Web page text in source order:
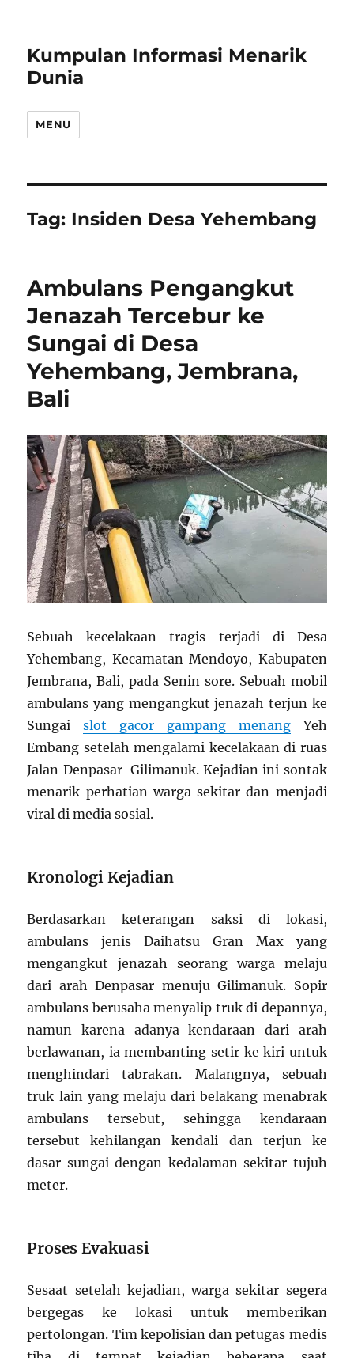
Kumpulan Informasi Menarik
Dunia
MENU
Tag: Insiden Desa Yehembang
Ambulans Pengangkut
Jenazah Tercebur ke
Sungai di Desa
Yehembang, Jembrana,
Bali
Sebuah kecelakaan tragis terjadi di Desa
Yehembang, Kecamatan Mendoyo, Kabupaten
Jembrana, Bali, pada Senin sore. Sebuah mobil
ambulans yang mengangkut jenazah terjun ke
Sungaislot gacor gampang menangYeh
Embang setelah mengalami kecelakaan di ruas
Jalan Denpasar-Gilimanuk. Kejadian ini sontak
menarik perhatian warga sekitar dan menjadi
viral di media sosial.
Kronologi Kejadian
Berdasarkan keterangan saksi di lokasi,
ambulans jenis Daihatsu Gran Max yang
mengangkut jenazah seorang warga melaju
dari arah Denpasar menuju Gilimanuk. Sopir
ambulans berusaha menyalip truk di depannya,
namun karena adanya kendaraan dari arah
berlawanan, ia membanting setir ke kiri untuk
menghindari tabrakan. Malangnya, sebuah
truk lain yang melaju dari belakang menabrak
ambulans tersebut, sehingga kendaraan
tersebut kehilangan kendali dan terjun ke
dasar sungai dengan kedalaman sekitar tujuh
meter.
Proses Evakuasi
Sesaat setelah kejadian, warga sekitar segera
bergegas ke lokasi untuk memberikan
pertolongan. Tim kepolisian dan petugas medis